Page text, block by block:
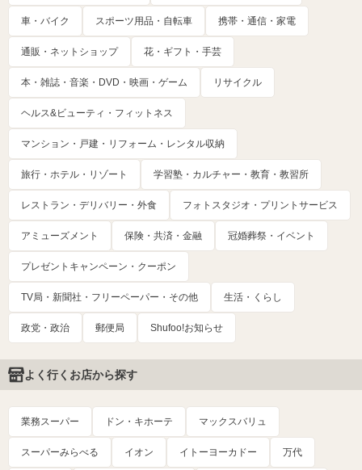
車・バイク スポーツ用品・自転車 携帯・通信・家電
通販・ネットショップ 花・ギフト・手芸
本・雑誌・音楽・DVD・映画・ゲーム リサイクル
ヘルス&ビューティ・フィットネス
マンション・戸建・リフォーム・レンタル収納
旅行・ホテル・リゾート 学習塾・カルチャー・教育・教習所
レストラン・デリバリー・外食 フォトスタジオ・プリントサービス
アミューズメント 保険・共済・金融 冠婚葬祭・イベント
プレゼントキャンペーン・クーポン
TV局・新聞社・フリーペーパー・その他 生活・くらし
政党・政治 郵便局 Shufoo!お知らせ
よく行くお店から探す
業務スーパー ドン・キホーテ マックスバリュ
スーパーみらべる イオン イトーヨーカドー 万代